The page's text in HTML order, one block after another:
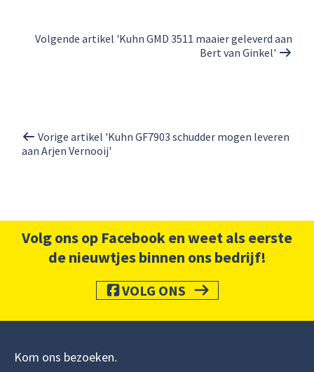
Volgende artikel 'Kuhn GMD 3511 maaier geleverd aan
Bert van Ginkel'
Vorige artikel 'Kuhn GF7903 schudder mogen leveren
aan Arjen Vernooij'
Volg ons op Facebook en weet als eerste
de nieuwtjes binnen ons bedrijf!
VOLG ONS
Kom ons bezoeken